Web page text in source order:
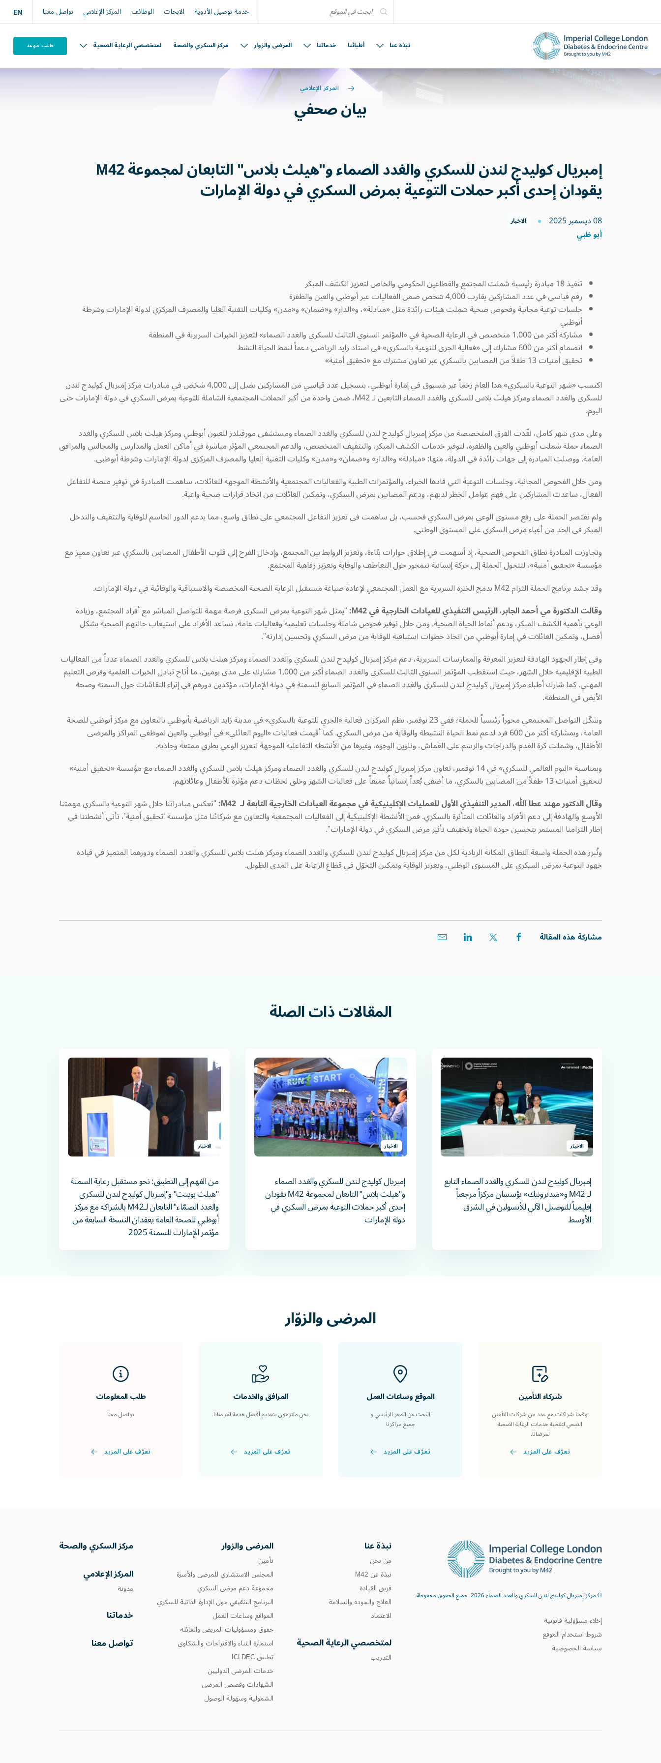
خدمة توصيل الأدوية الابحاث الوظائف المركز الإعلامي تواصل معنا EN
نبذة عنا أطبائنا خدماتنا المرضى والزوار مركز السكري والصحة لمتخصصي الرعاية الصحية طلب موعد
المركز الإعلامي
بيان صحفي
إمبريال كوليدج لندن للسكري والغدد الصماء و"هيلث بلاس" التابعان لمجموعة M42
يقودان إحدى أكبر حملات التوعية بمرض السكري في دولة الإمارات
08 ديسمبر 2025 الاخبار
أبو ظبي
تنفيذ 18 مبادرة رئيسية شملت المجتمع والقطاعين الحكومي والخاص لتعزيز الكشف المبكر
رقم قياسي في عدد المشاركين يقارب 4,000 شخص ضمن الفعاليات عبر أبوظبي والعين والظفرة
جلسات توعية مجانية وفحوص صحية شملت هيئات رائدة مثل «مبادلة»، و«الدار» و«ضمان» و«مدن» وكليات التقنية العليا والمصرف المركزي لدولة الإمارات وشرطة
أبوظبي
مشاركة أكثر من 1,000 متخصص في الرعاية الصحية في «المؤتمر السنوي الثالث للسكري والغدد الصماء» لتعزيز الخبرات السريرية في المنطقة
انضمام أكثر من 600 مشارك إلى «فعالية الجري للتوعية بالسكري» في استاد زايد الرياضي دعماً لنمط الحياة النشط
تحقيق أمنيات 13 طفلاً من المصابين بالسكري عبر تعاون مشترك مع «تحقيق أمنية»
اكتسب «شهر التوعية بالسكري» هذا العام زخماً غير مسبوق في إمارة أبوظبي، بتسجيل عدد قياسي من المشاركين يصل إلى 4,000 شخص في مبادرات مركز إمبريال كوليدج لندن
للسكري والغدد الصماء ومركز هيلث بلاس للسكري والغدد الصماء التابعين لـ M42، ضمن واحدة من أكبر الحملات المجتمعية الشاملة للتوعية بمرض السكري في دولة الإمارات حتى
اليوم.
وعلى مدى شهر كامل، نفّذت الفرق المتخصصة منمركز إمبريال كوليدج لندن للسكري والغدد الصماء ومستشفى مورفيلدز للعيون أبوظبي ومركز هيلث بلاس للسكري والغدد
الصماء حملة شملت أبوظبي والعين والظفرة، لتوفير خدمات الكشف المبكر، والتثقيف المتخصص، والدعم المجتمعي المؤثر مباشرة في أماكن العمل والمدارس والمجالس والمرافق
العامة. ووصلت المبادرة إلى جهات رائدة في الدولة، منها: «مبادلة» و«الدار» و«ضمان» و«مدن» وكليات التقنية العليا والمصرف المركزي لدولة الإمارات وشرطة أبوظبي.
ومن خلال الفحوص المجانية، وجلسات التوعية التي قادها الخبراء، والمؤتمرات الطبية والفعاليات المجتمعية والأنشطة الموجهة للعائلات، ساهمت المبادرة في توفير منصة للتفاعل
الفعال، ساعدت المشاركين على فهم عوامل الخطر لديهم، ودعم المصابين بمرض السكري، وتمكين العائلات من اتخاذ قرارات صحية واعية.
ولم تقتصر الحملة على رفع مستوى الوعي بمرض السكري فحسب، بل ساهمت في تعزيز التفاعل المجتمعي على نطاق واسع، مما يدعم الدور الحاسم للوقاية والتثقيف والتدخل
المبكر في الحد من أعباء مرض السكري على المستوى الوطني.
وتجاوزت المبادرة نطاق الفحوص الصحية، إذ أسهمت في إطلاق حوارات بنّاءة، وتعزيز الروابط بين المجتمع، وإدخال الفرح إلى قلوب الأطفال المصابين بالسكري عبر تعاون مميز مع
مؤسسة «تحقيق أمنية»، لتتحول الحملة إلى حركة إنسانية تتمحور حول التعاطف والوقاية وتعزيز رفاهية المجتمع.
وقد جسّد برنامج الحملة التزامM42 بدمج الخبرة السريرية مع العمل المجتمعي لإعادة صياغة مستقبل الرعاية الصحية المخصصة والاستباقية والوقائية في دولة الإمارات.
وقالت الدكتورة مي أحمد الجابر، الرئيس التنفيذي للعيادات الخارجية في M42:
"يمثل شهر التوعية بمرض السكري فرصة مهمة للتواصل المباشر مع أفراد المجتمع، وزيادة
الوعي بأهمية الكشف المبكر، ودعم أنماط الحياة الصحية. ومن خلال توفير فحوص شاملة وجلسات تعليمية وفعاليات عامة، نساعد الأفراد على استيعاب حالتهم الصحية بشكل
أفضل، وتمكين العائلات في إمارة أبوظبي من اتخاذ خطوات استباقية للوقاية من مرض السكري وتحسين إدارته".
وفي إطار الجهود الهادفة لتعزيز المعرفة والممارسات السريرية، دعم مركز إمبريال كوليدج لندن للسكري والغدد الصماء ومركز هيلث بلاس للسكري والغدد الصماء عدداً من الفعاليات
الطبية الإقليمية خلال الشهر، حيث استقطب المؤتمر السنوي الثالث للسكري والغدد الصماء أكثر من 1,000 مشارك على مدى يومين، ما أتاح تبادل الخبرات العلمية وفرص التعليم
المهني. كما شارك أطباءمركز إمبريال كوليدج لندن للسكري والغدد الصماء في المؤتمر السابع للسمنة في دولة الإمارات، مؤكدين دورهم في إثراء النقاشات حول السمنة وصحة
الأيض في المنطقة.
وشكّل التواصل المجتمعي محوراً رئيسياً للحملة؛ ففي 23 نوفمبر، نظم المركزان
فعالية «الجري للتوعية بالسكري» في مدينة زايد الرياضية بأبوظبي بالتعاون مع مركز أبوظبي للصحة
العامة، وبمشاركة أكثر من 600 فرد لدعم نمط الحياة النشيطة والوقاية من مرض السكري. كما أقيمت فعاليات «اليوم العائلي» في أبوظبي والعين لموظفي المراكز والمرضى
الأطفال، وشملت كرة القدم والدراجات والرسم على القماش، وتلوين الوجوه، وغيرها من الأنشطة التفاعلية الموجهة لتعزيز الوعي بطرق ممتعة وجاذبة.
وبمناسبة «اليوم العالمي للسكري» في 14 نوفمبر، تعاون مركز إمبريال كوليدج لندن للسكري والغدد الصماء ومركز هيلث بلاس للسكري والغدد الصماء مع مؤسسة «تحقيق أمنية»
لتحقيق أمنيات 13 طفلاً من المصابين بالسكري، ما أضفى بُعداً إنسانياً عميقاً على فعاليات الشهر وخلق لحظات دعم مؤثرة للأطفال وعائلاتهم
.
وقال الدكتور مهند عطا الله، المدير التنفيذي الأول للعمليات الإكلينيكية في مجموعة العيادات الخارجية التابعة لـM42:
"تعكس مبادراتنا خلال شهر التوعية بالسكري مهمتنا
الأوسع والهادفة إلى دعم الأفراد والعائلات المتأثرة بالسكري. فمن الأنشطة الإكلينيكية إلى الفعاليات المجتمعية والتعاون مع شركائنا مثل مؤسسة ‘تحقيق أمنية’، تأتي أنشطتنا في
إطار التزامنا المستمر بتحسين جودة الحياة وتخفيف تأثير مرض السكري في دولة الإمارات".
وتُبرز هذه الحملة واسعة النطاق المكانة الريادية لكل من مركز إمبريال كوليدج لندن للسكري والغدد الصماء ومركز هيلث بلاس للسكري والغدد الصماء ودورهما المتميز في قيادة
جهود التوعية بمرض السكري على المستوى الوطني، وتعزيز الوقاية وتمكين التحوّل في قطاع الرعاية على المدى الطويل.
مشاركة هذه المقالة
المقالاتذاتالصلة
الاخبار
إمبريال كوليدج لندن للسكري والغدد الصماء التابع
لـ M42 و«ميدترونيك» يؤسسان مركزاً مرجعياً
إقليمياً للتوصيل الآلي للأنسولين في الشرق
الأوسط
الاخبار
إمبريال كوليدج لندن للسكري والغدد الصماء
و"هيلث بلاس" التابعان لمجموعة M42 يقودان
إحدى أكبر حملات التوعية بمرض السكري في
دولة الإمارات
الاخبار
من الفهم إلى التطبيق: نحو مستقبل رعاية السمنة
"هيلث بوينت" و"إمبريال كوليدج لندن للسكري
والغدد الصمّاء" التابعان لـM42 بالشراكة مع مركز
أبوظبي للصحة العامة يعقدان النسخة السابعة من
مؤتمر الإمارات للسمنة 2025
المرضىوالزوّار
شركاء التأمين
وقعنا شراكات مع عدد من شركات التأمين
الصحي لتغطية خدمات الرعاية الصحية
لمرضانا.
تعرَّف على المزيد
الموقع وساعات العمل
البحث عن المقر الرئيسي و
جميع مراكزنا
تعرَّف على المزيد
المرافق والخدمات
نحن ملتزمون بتقديم أفضل خدمة لمرضانا.
تعرَّف على المزيد
طلب المعلومات
تواصل معنا
تعرَّف على المزيد
© مركز إمبريال كوليدج لندن للسكري والغدد الصماء 2026. جميع الحقوق محفوظة.
إخلاء مسؤولية قانونية
شروط استخدام الموقع
سياسة الخصوصية
نبذة عنا
من نحن
نبذة عن M42
فريق القيادة
العلاج والجودة والسلامة
الاعتماد
لمتخصصي الرعاية الصحية
التدريب
المرضى والزوار
تأمين
المجلس الاستشاري للمرضى والأسرة
مجموعة دعم مرضى السكري
البرنامج التثقيفي حول الإدارة الذاتية للسكري
المواقع وساعات العمل
حقوق ومسؤوليات المريض والعائلة
استمارة الثناء والاقتراحات والشكاوى
تطبيق ICLDEC
خدمات المرضى الدوليين
الشهادات وقصص المرضى
الشمولية وسهولة الوصول
مركز السكري والصحة
المركز الإعلامي
مدونة
خدماتنا
تواصل معنا